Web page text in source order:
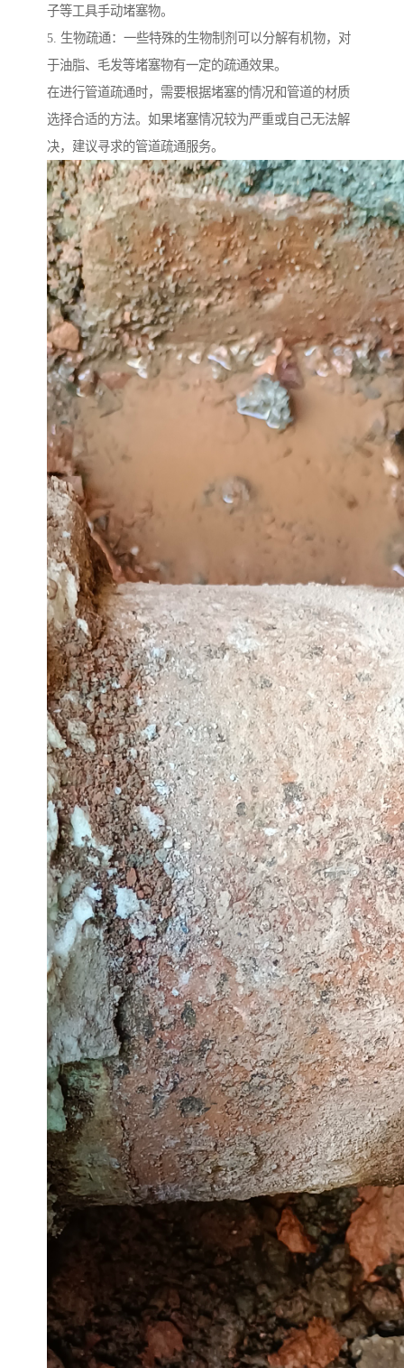
子等工具手动堵塞物。
5. 生物疏通：一些特殊的生物制剂可以分解有机物，对
于油脂、毛发等堵塞物有一定的疏通效果。
在进行管道疏通时，需要根据堵塞的情况和管道的材质
选择合适的方法。如果堵塞情况较为严重或自己无法解
决，建议寻求的管道疏通服务。